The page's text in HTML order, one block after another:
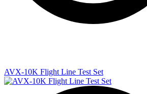
AVX-10K Flight Line Test Set